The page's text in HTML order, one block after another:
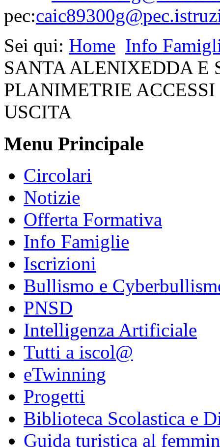
pec:
Sei qui: Home Info
SANTA ALENIXEDDA E
PLANIMETRIE
USCITA
Menu Principale
Circolari
Notizie
Offerta Formativa
Info Famiglie
Iscrizioni
Bullismo e
PNSD
Intelligenza Artificiale
Tutti a iscol@
eTwinning
Progetti
Biblioteca Scolastica e
Guida turistica al